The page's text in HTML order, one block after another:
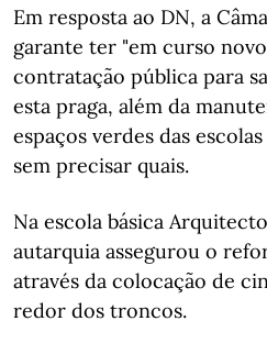
Em resposta ao DN, a
garante ter "em curso
contratação pública para
esta praga, além da
espaços verdes das
sem precisar quais.
Na escola básica
autarquia assegurou o
através da colocação de
redor dos troncos.